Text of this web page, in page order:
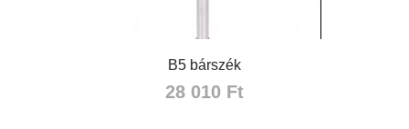
B5 bárszék
28 010 Ft